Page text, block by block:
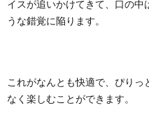
イスが追いかけてきて、口の中
うな錯覚に陥ります。
これがなんとも快適で、ぴりっ
なく楽しむことができます。